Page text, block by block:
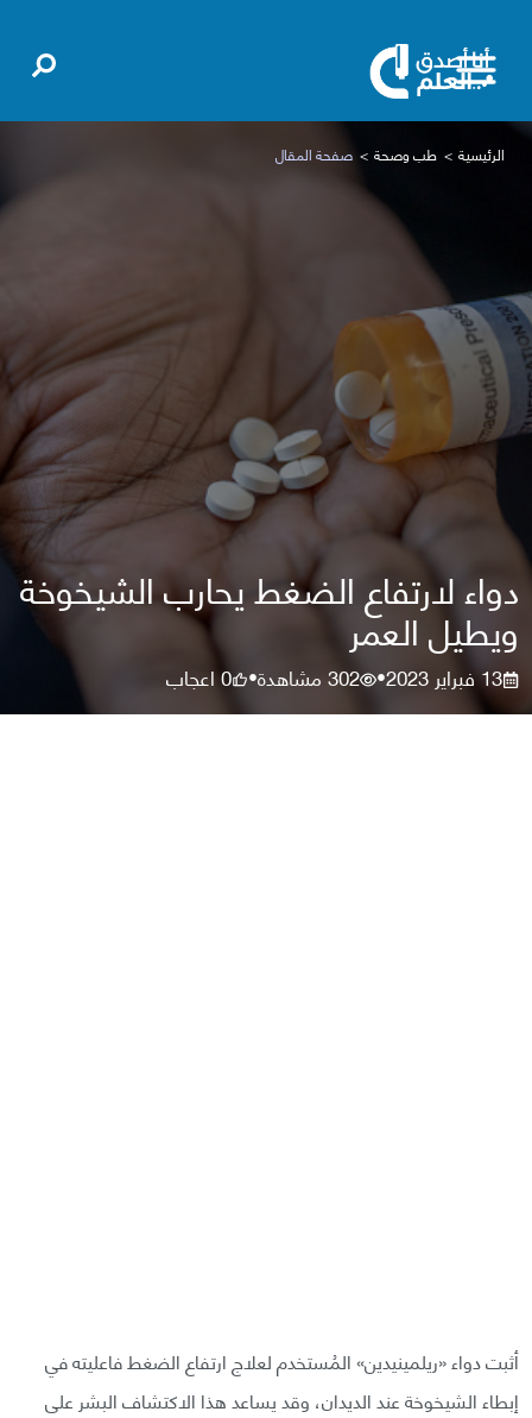
الرئيسية طب وصحة صفحة المقال
دواء لارتفاع الضغط يحارب الشيخوخة
ويطيل العمر
13 فبراير 2023 •
302مشاهدة•
0اعجاب
أثبت دواء «ريلمينيدين» المُستخدم لعلاج ارتفاع الضغط فاعليته في
إبطاء الشيخوخة عند الديدان، وقد يساعد هذا الاكتشاف البشر على